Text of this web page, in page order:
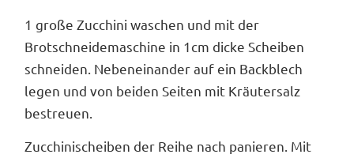
1 große Zucchini waschen und mit der
Brotschneidemaschine in 1cm dicke Scheiben
schneiden. Nebeneinander auf ein Backblech
legen und von beiden Seiten mit Kräutersalz
bestreuen.
Zucchinischeiben der Reihe nach panieren. Mit